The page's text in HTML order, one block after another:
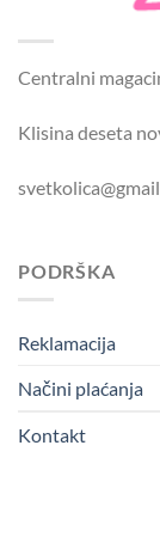
Centralni
Klisina deseta
PODRŠKA
Reklamacija
Načini plaćanja
Kontakt